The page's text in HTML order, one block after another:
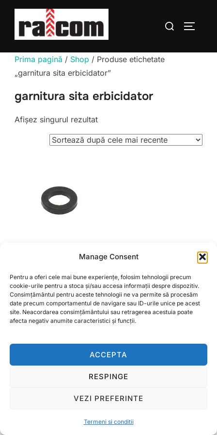
Manage Consent
Pentru a oferi cele mai bune experiențe, folosim tehnologii precum
cookie-urile pentru a stoca și/sau accesa informații despre dispozitiv.
Consimțământul pentru aceste tehnologii ne va permite să procesăm
date precum comportamentul de navigare sau ID-urile unice pe acest
site. Neacordarea consimțământului sau retragerea acestuia poate
afecta negativ anumite caracteristici și funcții.
ACCEPTA
RESPINGE
VEZI PREFERINTE
Termeni si conditii
conținut
Caută
Prima pagină / Shop / Produse etichetate
„garnitura sita erbicidator”
garnitura sita erbicidator
Afișez singurul rezultat
Garnitura sita
erbicidator
1,00lei
ADAUGĂ ÎN COȘ
Inspiro ThemedeWPZOOM